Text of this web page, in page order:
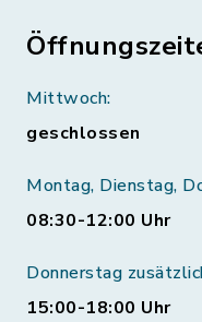
Mittwoch:
geschlossen
Montag, Dienstag,
08:30-12:00 Uhr
Donnerstag
15:00-18:00 Uhr